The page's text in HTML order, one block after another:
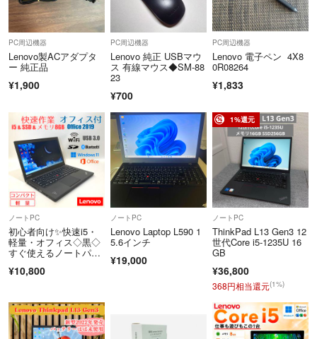
PC周辺機器
Lenovo製ACアダプタ
ー 純正品
¥1,900
PC周辺機器
Lenovo 純正 USBマウ
ス 有線マウス◆SM-88
23
¥700
PC周辺機器
Lenovo 電子ペン 4X8
0R08264
¥1,833
ノートPC
初心者向け✨快速i5・
軽量・オフィス◇黒◇
すぐ使えるノートパソ
¥10,800
ノートPC
Lenovo Laptop L590 1
5.6インチ
¥19,000
1%還元
ノートPC
ThinkPad L13 Gen3 12
世代Core i5-1235U 16
GB
¥36,800
368円相当還元(1%)